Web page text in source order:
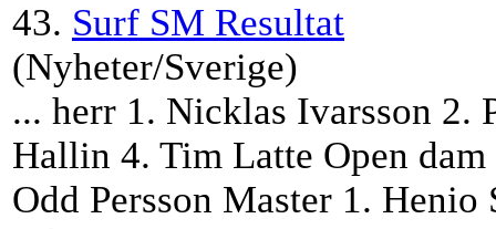
43. Surf SM Resultat
(Nyheter/Sverige)
... herr 1. Nicklas Ivarsson 2.
Hallin 4. Tim Latte Open
Odd Persson Master 1. Henio